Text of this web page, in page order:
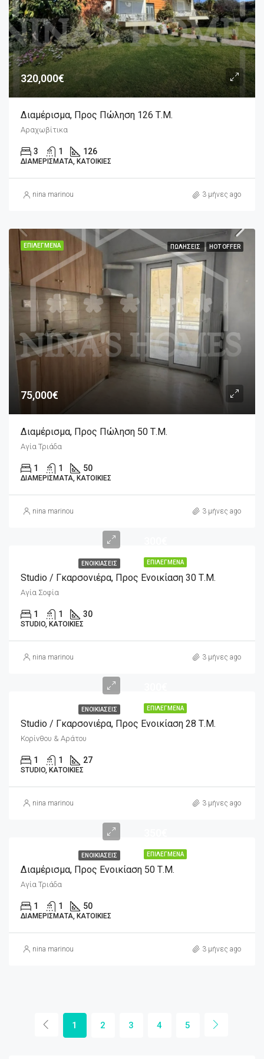
320,000€
Διαμέρισμα, Προς Πώληση 126 Τ.μ.
Αραχωβίτικα
3 1 126
ΔΙΑΜΕΡΊΣΜΑΤΑ, ΚΑΤΟΙΚΊΕΣ
nina marinou 3 μήνες ago
ΕΠΙΛΕΓΜΈΝΑ ΠΩΛΉΣΕΙΣ HOT OFFER
75,000€
Διαμέρισμα, Προς Πώληση 50 Τ.μ.
Αγία Τριάδα
1 1 50
ΔΙΑΜΕΡΊΣΜΑΤΑ, ΚΑΤΟΙΚΊΕΣ
nina marinou 3 μήνες ago
ΕΠΙΛΕΓΜΈΝΑ
ΕΝΟΙΚΙΆΣΕΙΣ
Studio / Γκαρσονιέρα, Προς Ενοικίαση 30 Τ.μ.
Αγία Σοφία
1 1 30
STUDIO, ΚΑΤΟΙΚΊΕΣ
nina marinou 3 μήνες ago
ΕΠΙΛΕΓΜΈΝΑ
ΕΝΟΙΚΙΆΣΕΙΣ
Studio / Γκαρσονιέρα, Προς Ενοικίαση 28 Τ.μ.
Κορίνθου & Αράτου
1 1 27
STUDIO, ΚΑΤΟΙΚΊΕΣ
nina marinou 3 μήνες ago
ΕΠΙΛΕΓΜΈΝΑ
ΕΝΟΙΚΙΆΣΕΙΣ
Διαμέρισμα, Προς Ενοικίαση 50 Τ.μ.
Αγία Τριάδα
1 1 50
ΔΙΑΜΕΡΊΣΜΑΤΑ, ΚΑΤΟΙΚΊΕΣ
nina marinou 3 μήνες ago
1 2 3 4 5